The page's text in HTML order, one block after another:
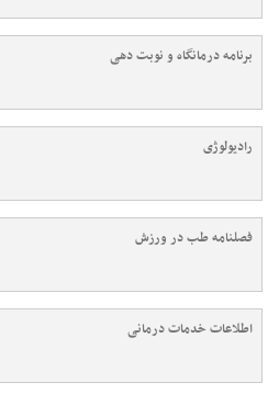
برنامه درمانگاه و نوبت دهی
رادیولوژی
فصلنامه طب در ورزش
اطلاعات خدمات درمانی